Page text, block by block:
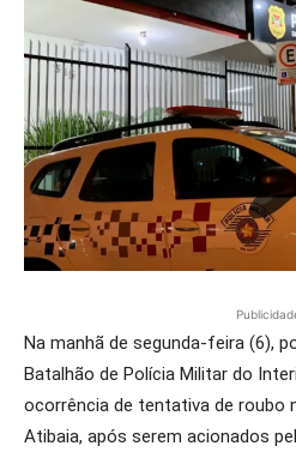
Na manhã de segunda-feira (6),
Batalhão de Polícia Militar do
ocorrência de tentativa de roubo
Atibaia, após serem acionados